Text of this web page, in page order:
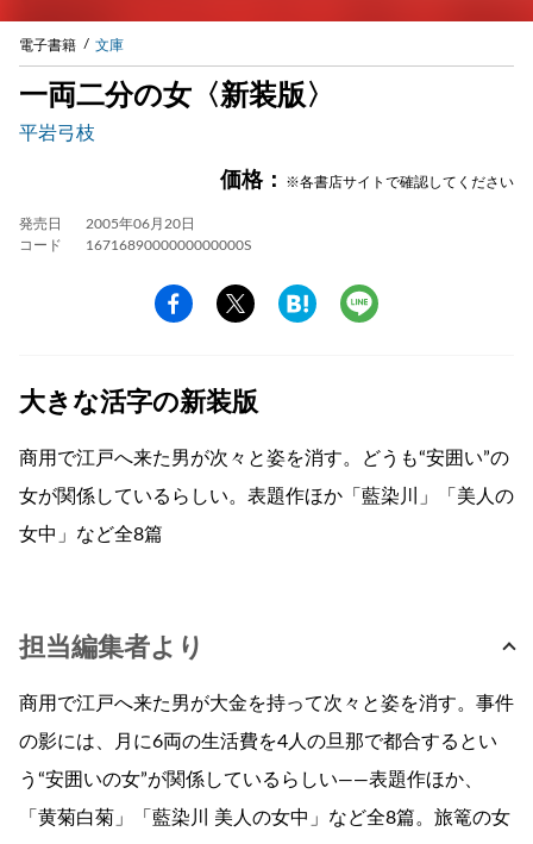
電子書籍 文庫
一両二分の女〈新装版〉
平岩弓枝
価格： ※各書店サイトで確認してください
発売日
2005年06月20日
コード
1671689000000000000S
大きな活字の新装版
商用で江戸へ来た男が次々と姿を消す。どうも“安囲い”の
女が関係しているらしい。表題作ほか「藍染川」「美人の
女中」など全8篇
担当編集者より
商用で江戸へ来た男が大金を持って次々と姿を消す。事件
の影には、月に6両の生活費を4人の旦那で都合するとい
う“安囲いの女”が関係しているらしい——表題作ほか、
「黄菊白菊」「藍染川 美人の女中」など全8篇。旅篭の女